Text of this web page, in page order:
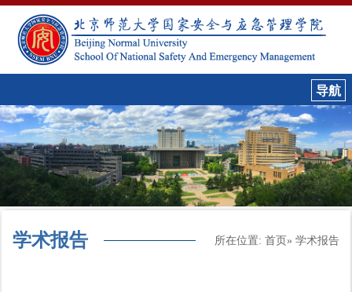
学术报告 所在位置:首页» 学术报告